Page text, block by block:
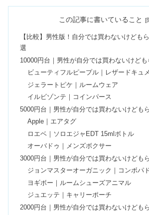
まむらや黒系で安い
【最強】ワキガクリ
でおすすめランキン
低身長のブランド《
ハンドクリームのプ
ない理由｜あげる意
ルージュヴォリュプ
&人気色！パーソナ
この記事に書いていること
【比較】男性版！自分では買わないけども
選
10000円台｜男性が自分では買わないけど
ビューティフルピープル｜レザードキュ
ジェラートピケ｜ルームウェア
イルビゾンテ｜コインパース
5000円台｜男性が自分では買わないけども
Apple｜エアタグ
ロエベ｜ソロエジャEDT 15mlボトル
オーバドゥ｜メンズボクサー
3000円台｜男性が自分では買わないけども
ジョンマスターオーガニック｜コンボパ
ヨギボー｜ルームシューズアニマル
ジュエッテ｜キャリーポーチ
2000円台｜男性が自分では買わないけども